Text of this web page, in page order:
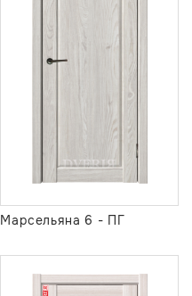
Марсельяна 6 - ПГ